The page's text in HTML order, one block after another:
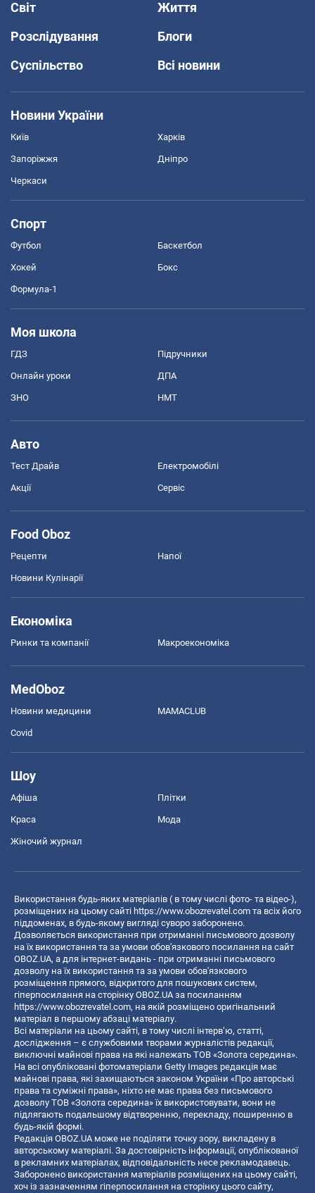
Світ
Життя
Розслідування
Блоги
Суспільство
Всі новини
Новини України
Київ Харків
Запоріжжя Дніпро
Черкаси
Спорт
Футбол Баскетбол
Хокей Бокс
Формула-1
Моя школа
ГДЗ Підручники
Онлайн уроки ДПА
ЗНО НМТ
Авто
Тест Драйв Електромобілі
Акції Сервіс
Food Oboz
Рецепти Напої
Новини Кулінарії
Економіка
Ринки та компанії Макроекономіка
MedOboz
Новини медицини MAMACLUB
Covid
Шоу
Афіша Плітки
Краса Мода
Жіночий журнал
Використання будь-яких матеріалів ( в тому числі фото- та відео-),
розміщених на цьому сайті https://www.obozrevatel.com та всіх його
піддоменах, в будь-якому вигляді суворо заборонено.
Дозволяється використання при отриманні письмового дозволу
на їх використання та за умови обов'язкового посилання на сайт
OBOZ.UA, а для інтернет-видань - при отриманні письмового
дозволу на їх використання та за умови обов'язкового
розміщення прямого, відкритого для пошукових систем,
гіперпосилання на сторінку OBOZ.UA за посиланням
https://www.obozrevatel.com, на якій розміщено оригінальний
матеріал в першому абзаці матеріалу.
Всі матеріали на цьому сайті, в тому числі інтерв’ю, статті,
дослідження – є службовими творами журналістів редакції,
виключні майнові права на які належать ТОВ «Золота середина».
На всі опубліковані фотоматеріали Getty Images редакція має
майнові права, які захищаються законом України «Про авторські
права та суміжні права», ніхто не має права без письмового
дозволу ТОВ «Золота середина» їх використовувати, вони не
підлягають подальшому відтворенню, перекладу, поширенню в
будь-якій формі.
Редакція OBOZ.UA може не поділяти точку зору, викладену в
авторському матеріалі. За достовірність інформації, опублікованої
в рекламних матеріалах, відповідальність несе рекламодавець.
Заборонено використання матеріалів розміщених на цьому сайті,
хоч із зазначенням гіперпосилання на сторінку цього сайту,